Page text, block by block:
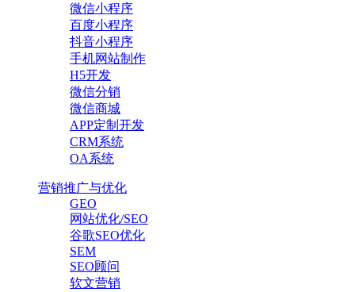
微信小程序
百度小程序
抖音小程序
手机网站制作
H5开发
微信分销
微信商城
APP定制开发
CRM系统
OA系统
营销推广与优化
GEO
网站优化/SEO
谷歌SEO优化
SEM
SEO顾问
软文营销